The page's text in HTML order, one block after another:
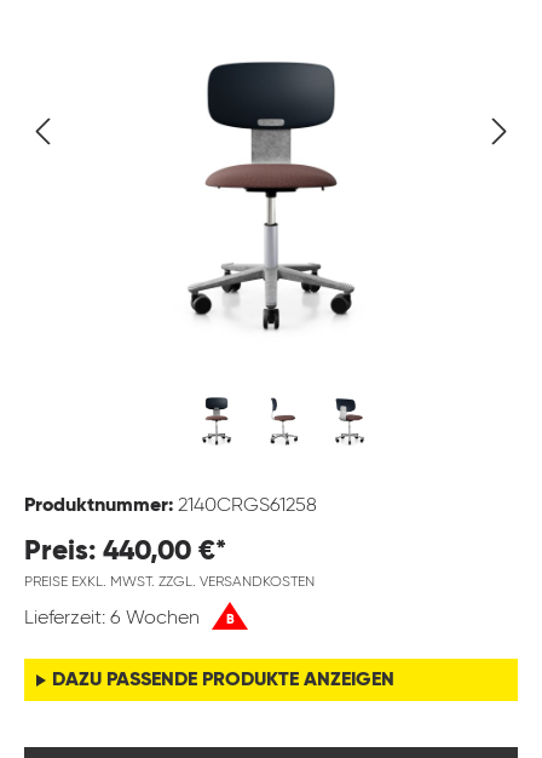
Produktnummer: 2140CRGS61258
Preis: 440,00 €*
PREISE EXKL. MWST. ZZGL. VERSANDKOSTEN
Lieferzeit: 6 Wochen B
DAZU PASSENDE PRODUKTE ANZEIGEN